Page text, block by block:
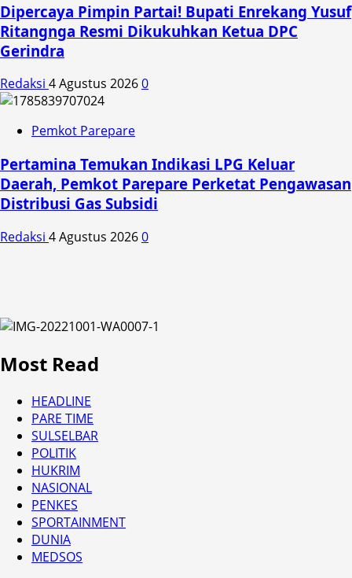
Dipercaya Pimpin Partai! Bupati Enrekang Yusuf
Ritangnga Resmi Dikukuhkan Ketua DPC
Gerindra
Redaksi 4 Agustus 20260
Pemkot Parepare
Pertamina Temukan Indikasi LPG Keluar
Daerah, Pemkot Parepare Perketat Pengawasan
Distribusi Gas Subsidi
Redaksi 4 Agustus 20260
Most Read
HEADLINE
PARE TIME
SULSELBAR
POLITIK
HUKRIM
NASIONAL
PENKES
SPORTAINMENT
DUNIA
MEDSOS